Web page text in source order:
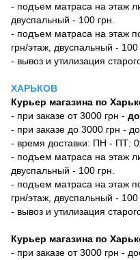
- подъем матраса на этаж
двуспальный - 100 грн.
- подъем матраса на этаж
грн/этаж, двуспальный - 100
- вывоз и утилизация
ХАРЬКОВ
Курьер магазина по
- при заказе от 3000 грн -
- при заказе до 3000 грн -
- время доставки: ПН - ПТ:
- подъем матраса на этаж
двуспальный - 100 грн.
- подъем матраса на этаж
грн/этаж, двуспальный - 100
- вывоз и утилизация
Курьер магазина по
- при заказе от 3000 грн -